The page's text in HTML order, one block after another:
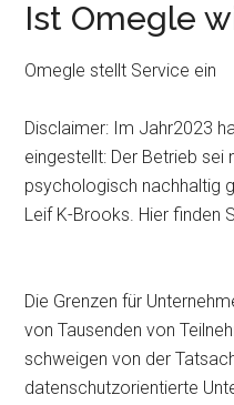
Ist Omegle
Omegle stellt Service ein
Disclaimer: Im Jahr2023
eingestellt: Der Betrieb sei
psychologisch nachhaltig
Leif K-Brooks. Hier finden
Die Grenzen für
von Tausenden von
schweigen von der
datenschutzorientierte